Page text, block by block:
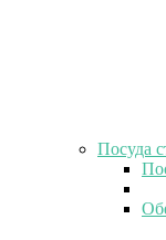
Посуда